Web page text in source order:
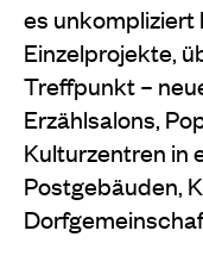
es unkompliziert
Einzelprojekte,
Treffpunkt –
Erzählsalons,
Kulturzentren in
Postgebäuden,